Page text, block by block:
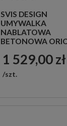
SVIS DESIGN
UMYWALKA
NABLATOWA
BETONOWA
1 529,00 zł
szt.